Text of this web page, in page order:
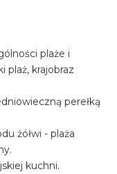
plaże i
plaż, krajobraz
perełką
żółwi - plaża
kuchni.